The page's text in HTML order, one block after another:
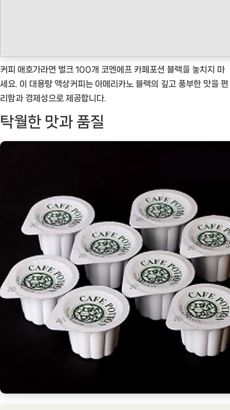
코
엔
랙:
최
고
의
아
메
리
카
노
블
대
액
커피 애호가라면 벌크 100개 코엔에프 카페포션 블랙을 놓치지 마
세요. 이 대용량 액상커피는 아메리카노 블랙의 깊고 풍부한 맛을 편
리함과 경제성으로 제공합니다.
탁월한 맛과 품질